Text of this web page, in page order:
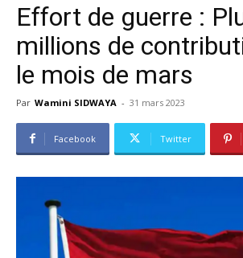
Effort de guerre :
millions de
le mois de mars
Par Wamini SIDWAYA - 31 mars 2023
Facebook Twitter